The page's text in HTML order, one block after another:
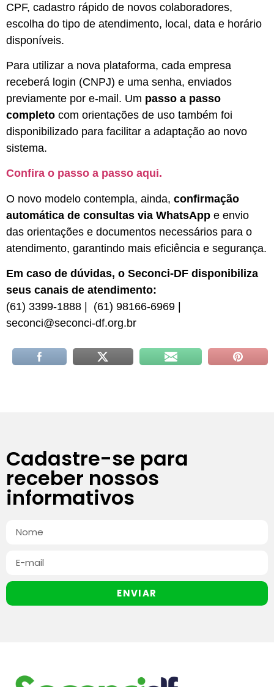
CPF, cadastro rápido de novos colaboradores,
escolha do tipo de atendimento, local, data e horário
disponíveis.
Para utilizar a nova plataforma, cada empresa
receberá login (CNPJ) e uma senha, enviados
previamente por e-mail. Um passo a passo
completo com orientações de uso também foi
disponibilizado para facilitar a adaptação ao novo
sistema.
Confira o passo a passo aqui.
O novo modelo contempla, ainda, confirmação
automática de consultas via WhatsApp e envio
das orientações e documentos necessários para o
atendimento, garantindo mais eficiência e segurança.
Em caso de dúvidas, o Seconci-DF disponibiliza
seus canais de atendimento:
(61) 3399-1888 | (61) 98166-6969 |
seconci@seconci-df.org.br
Cadastre-se para
receber nossos
informativos
ENVIAR